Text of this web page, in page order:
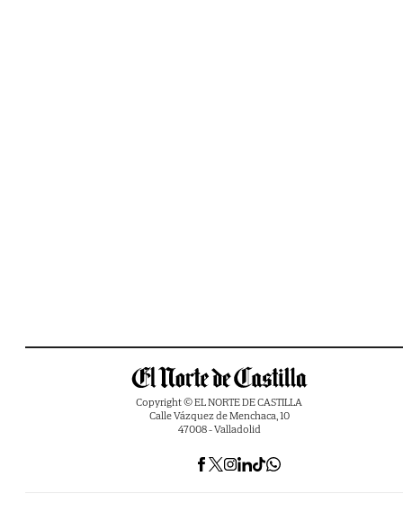
Copyright © EL NORTE DE CASTILLA
Calle Vázquez de Menchaca, 10
47008 - Valladolid